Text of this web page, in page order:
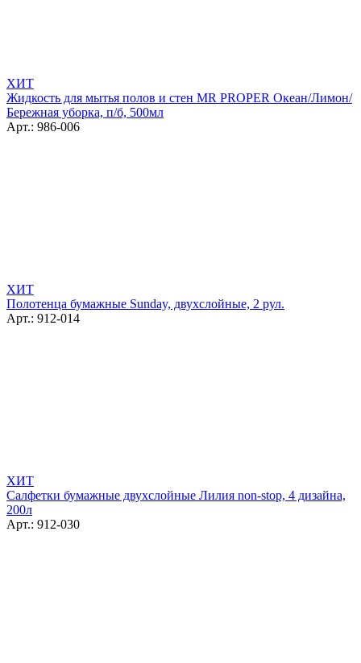
ХИТ
Жидкость для мытья полов и стен MR PROPER Океан/Лимон/
Бережная уборка, п/б, 500мл
Арт.: 986-006
ХИТ
Полотенца бумажные Sunday, двухслойные, 2 рул.
Арт.: 912-014
ХИТ
Салфетки бумажные двухслойные Лилия non-stop, 4 дизайна,
200л
Арт.: 912-030